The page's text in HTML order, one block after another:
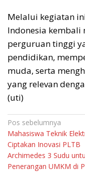
Melalui kegiatan
Indonesia kembali
perguruan tinggi
pendidikan,
muda, serta
yang relevan
(uti)
Navigasi
pos
Pos sebelumnya
Mahasiswa Teknik
Ciptakan Inovasi PLTB
Archimedes 3 Sudu
Penerangan UMKM di